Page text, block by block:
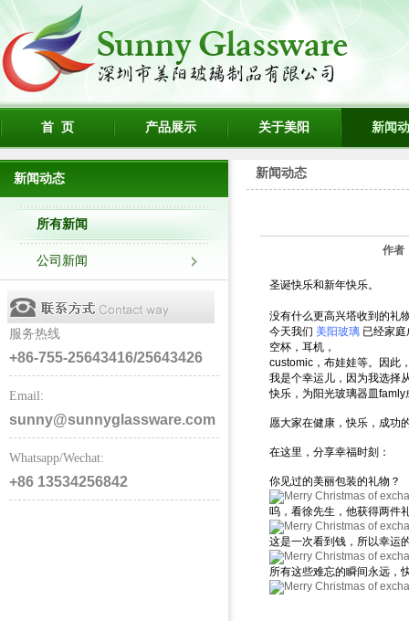
首 页 产品展示 关于美阳 新闻
新闻动态
所有新闻
公司新闻
服务热线
+86-755-25643416/25643426
Email:
sunny@sunnyglassware.com
Whatsapp/Wechat:
+86 13534256842
新闻动态
作者
圣诞快乐和新年快乐。
没有什么更高兴塔收到的礼
今天我们 美阳玻璃 已经家
空杯，耳机，
customic，布娃娃等。因此
我是个幸运儿，因为我选择
快乐，为阳光玻璃器皿
愿大家在健康，快乐，成功
在这里，分享幸福时刻：
你见过的美丽包装的礼物？
呜，看徐先生，他获得两件
这是一次看到钱，所以幸运
所有这些难忘的瞬间永远，